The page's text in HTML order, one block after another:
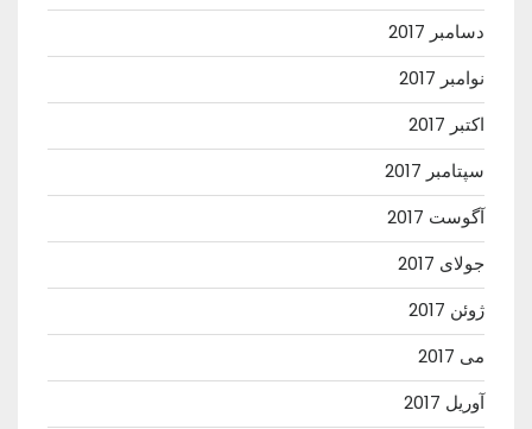
دسامبر 2017
نوامبر 2017
اکتبر 2017
سپتامبر 2017
آگوست 2017
جولای 2017
ژوئن 2017
می 2017
آوریل 2017